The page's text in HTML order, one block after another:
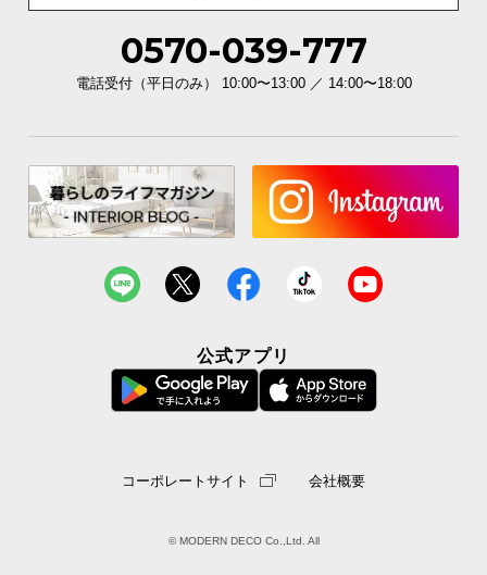
0570-039-777
電話受付（平日のみ） 10:00〜13:00 ／ 14:00〜18:00
公式アプリ
コーポレートサイト 会社概要
© MODERN DECO Co.,Ltd. All